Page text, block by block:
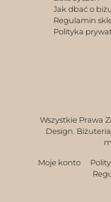
Jak dbać o
Regulamin
Polityka
Wszystkie Prawa
Design.
Moje konto